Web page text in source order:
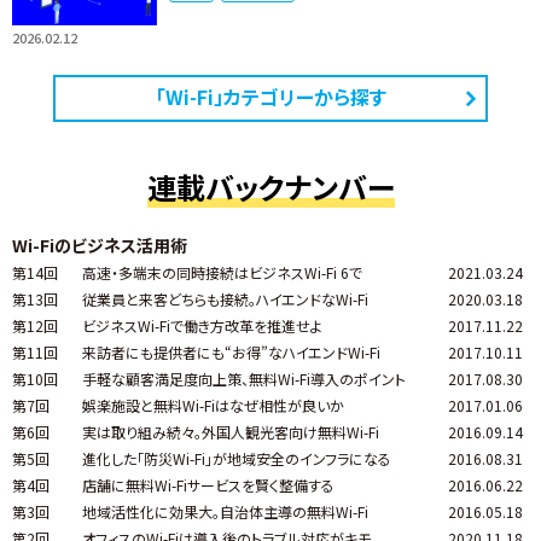
2026.02.12
「Wi-Fi」カテゴリーから探す
連載バックナンバー
Wi-Fiのビジネス活用術
第14回 高速・多端末の同時接続はビジネスWi-Fi 6で
2021.03.24
第13回
従業員と来客どちらも接続。ハイエンドなWi-Fi
2020.03.18
第12回
ビジネスWi-Fiで働き方改革を推進せよ
2017.11.22
第11回
来訪者にも提供者にも“お得”なハイエンドWi-Fi
2017.10.11
第10回
手軽な顧客満足度向上策、無料Wi-Fi導入のポイント
2017.08.30
第7回
娯楽施設と無料Wi-Fiはなぜ相性が良いか
2017.01.06
第6回
実は取り組み続々。外国人観光客向け無料Wi-Fi
2016.09.14
第5回
進化した「防災Wi-Fi」が地域安全のインフラになる
2016.08.31
第4回
店舗に無料Wi-Fiサービスを賢く整備する
2016.06.22
第3回
地域活性化に効果大。自治体主導の無料Wi-Fi
2016.05.18